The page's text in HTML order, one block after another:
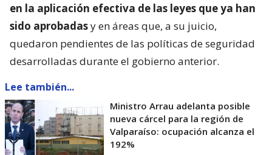
en la aplicación efectiva de las leyes que ya han
sido aprobadasy en áreas que, a su juicio,
quedaron pendientes de las políticas de seguridad
desarrolladas durante el gobierno anterior.
Lee también...
Ministro Arrau adelanta posible
nueva cárcel para la región de
Valparaíso: ocupación alcanza el
192%